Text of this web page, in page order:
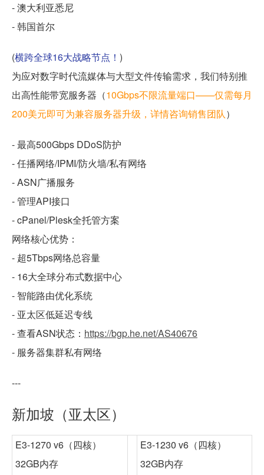
- 澳大利亚悉尼
- 韩国首尔
(横跨全球16大战略节点！ )
为应对数字时代流媒体与大型文件传输需求，我们特别推
出高性能带宽服务器（10Gbps不限流量端口——仅需每月
200美元即可为兼容服务器升级，详情咨询销售团队）
- 最高500Gbps DDoS防护
- 任播网络/IPMI/防火墙/私有网络
- ASN广播服务
- 管理API接口
- cPanel/Plesk全托管方案
网络核心优势：
- 超5Tbps网络总容量
- 16大全球分布式数据中心
- 智能路由优化系统
- 亚太区低延迟专线
- 查看ASN状态： https://bgp.he.net/AS40676
- 服务器集群私有网络
---
新加坡（亚太区）
E3-1270 v6（四核）
32GB内存
E3-1230 v6（四核）
32GB内存